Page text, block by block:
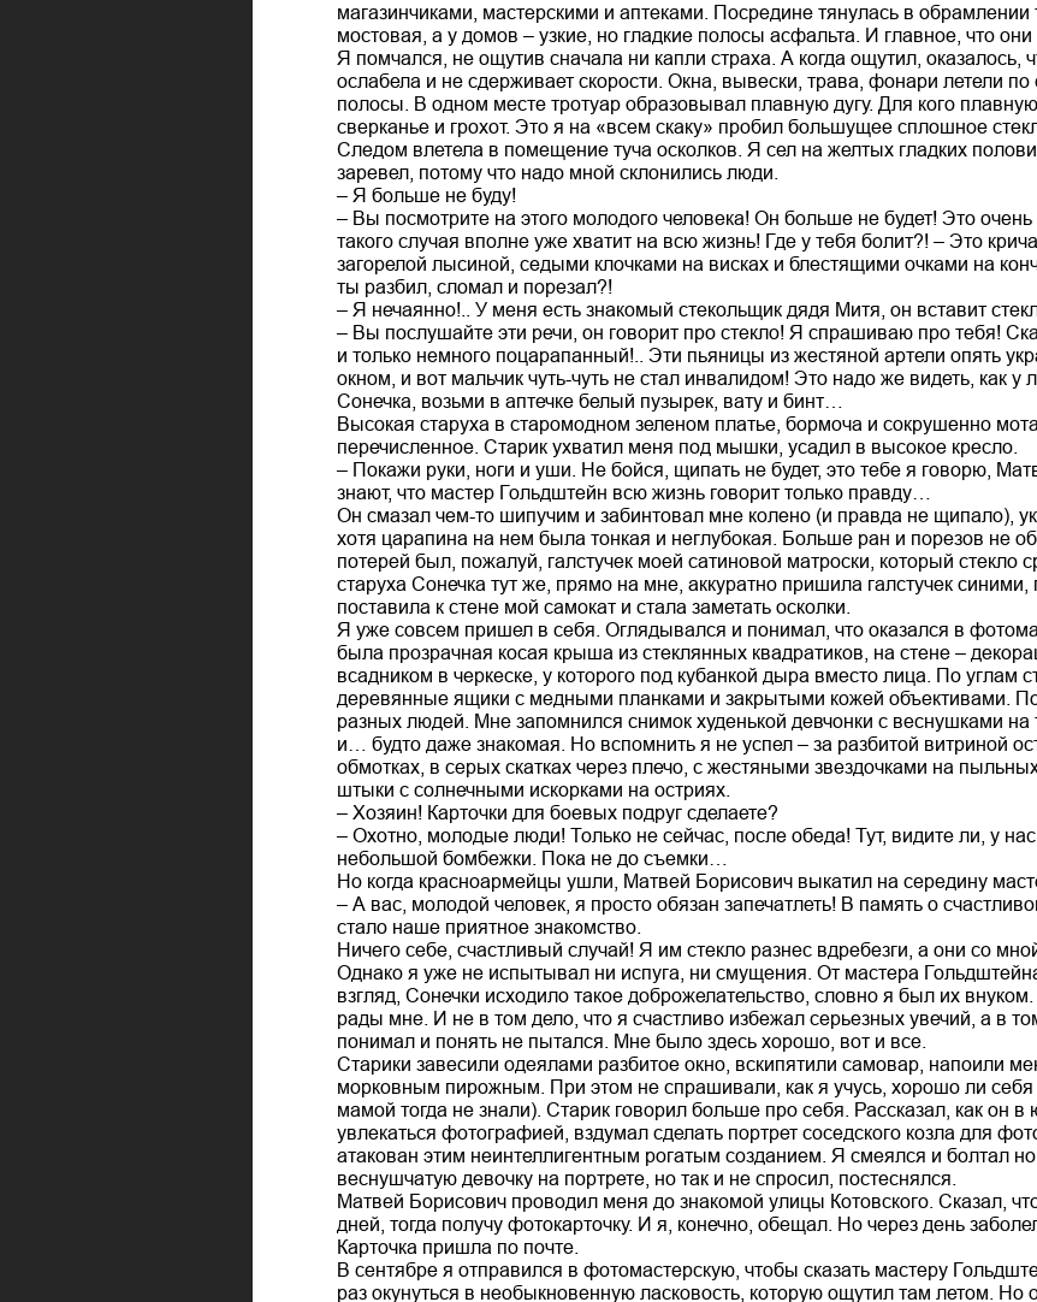
магазинчиками, мастерскими и аптеками. Посредине тянулась в
мостовая, а у домов – узкие, но гладкие полосы асфальта. И главное, что
Я помчался, не ощутив сначала ни капли страха. А когда ощутил, оказалось,
ослабела и не сдерживает скорости. Окна, вывески, трава, фонари летели
полосы. В одном месте тротуар образовывал плавную дугу. Для кого
сверканье и грохот. Это я на «всем скаку» пробил большущее сплошное
Следом влетела в помещение туча осколков. Я сел на желтых гладких
заревел, потому что надо мной склонились люди.
– Я больше не буду!
– Вы посмотрите на этого молодого человека! Он больше не будет! Это
такого случая вполне уже хватит на всю жизнь! Где у тебя болит?! – Это
загорелой лысиной, седыми клочками на висках и блестящими очками на
ты разбил, сломал и порезал?!
– Я нечаянно!.. У меня есть знакомый стекольщик дядя Митя, он вставит
– Вы послушайте эти речи, он говорит про стекло! Я спрашиваю про тебя!
и только немного поцарапанный!.. Эти пьяницы из жестяной артели опять
окном, и вот мальчик чуть-чуть не стал инвалидом! Это надо же видеть, как
Сонечка, возьми в аптечке белый пузырек, вату и бинт…
Высокая старуха в старомодном зеленом платье, бормоча и сокрушенно
перечисленное. Старик ухватил меня под мышки, усадил в высокое кресло.
– Покажи руки, ноги и уши. Не бойся, щипать не будет, это тебе я говорю,
знают, что мастер Гольдштейн всю жизнь говорит только правду…
Он смазал чем-то шипучим и забинтовал мне колено (и правда не щипало),
хотя царапина на нем была тонкая и неглубокая. Больше ран и порезов не
потерей был, пожалуй, галстучек моей сатиновой матроски, который стекло
старуха Сонечка тут же, прямо на мне, аккуратно пришила галстучек
поставила к стене мой самокат и стала заметать осколки.
Я уже совсем пришел в себя. Оглядывался и понимал, что оказался в
была прозрачная косая крыша из стеклянных квадратиков, на стене –
всадником в черкеске, у которого под кубанкой дыра вместо лица. По углам
деревянные ящики с медными планками и закрытыми кожей объективами.
разных людей. Мне запомнился снимок худенькой девчонки с веснушками на
и… будто даже знакомая. Но вспомнить я не успел – за разбитой витриной
обмотках, в серых скатках через плечо, с жестяными звездочками на
штыки с солнечными искорками на остриях.
– Хозяин! Карточки для боевых подруг сделаете?
– Охотно, молодые люди! Только не сейчас, после обеда! Тут, видите ли, у
небольшой бомбежки. Пока не до съемки…
Но когда красноармейцы ушли, Матвей Борисович выкатил на середину
– А вас, молодой человек, я просто обязан запечатлеть! В память о
стало наше приятное знакомство.
Ничего себе, счастливый случай! Я им стекло разнес вдребезги, а они со
Однако я уже не испытывал ни испуга, ни смущения. От мастера
взгляд, Сонечки исходило такое доброжелательство, словно я был их
рады мне. И не в том дело, что я счастливо избежал серьезных увечий, а в
понимал и понять не пытался. Мне было здесь хорошо, вот и все.
Старики завесили одеялами разбитое окно, вскипятили самовар, напоили
морковным пирожным. При этом не спрашивали, как я учусь, хорошо ли себя
мамой тогда не знали). Старик говорил больше про себя. Рассказал, как он в
увлекаться фотографией, вздумал сделать портрет соседского козла для
атакован этим неинтеллигентным рогатым созданием. Я смеялся и болтал
веснушчатую девочку на портрете, но так и не спросил, постеснялся.
Матвей Борисович проводил меня до знакомой улицы Котовского. Сказал,
дней, тогда получу фотокарточку. И я, конечно, обещал. Но через день
Карточка пришла по почте.
В сентябре я отправился в фотомастерскую, чтобы сказать мастеру
раз окунуться в необыкновенную ласковость, которую ощутил там летом. Но